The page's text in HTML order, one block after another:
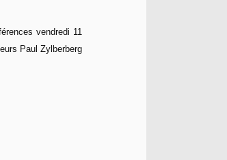
vendredi 11
Paul Zylberberg